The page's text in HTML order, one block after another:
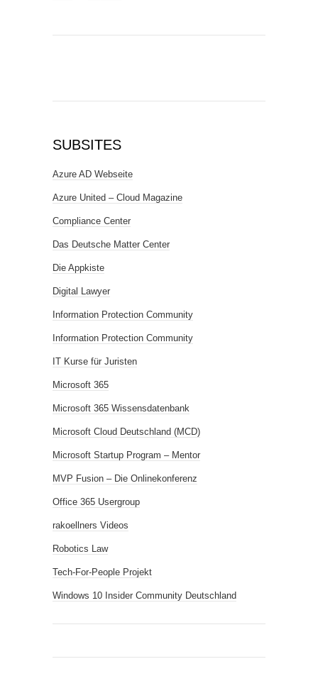
SUBSITES
Azure AD Webseite
Azure United – Cloud Magazine
Compliance Center
Das Deutsche Matter Center
Die Appkiste
Digital Lawyer
Information Protection Community
Information Protection Community
IT Kurse für Juristen
Microsoft 365
Microsoft 365 Wissensdatenbank
Microsoft Cloud Deutschland (MCD)
Microsoft Startup Program – Mentor
MVP Fusion – Die Onlinekonferenz
Office 365 Usergroup
rakoellners Videos
Robotics Law
Tech-For-People Projekt
Windows 10 Insider Community Deutschland